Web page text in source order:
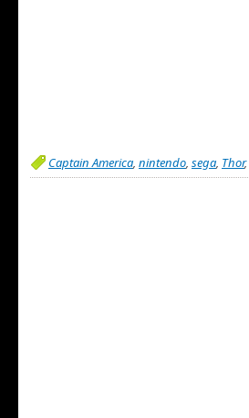
Captain America, nintendo, sega, Thor,